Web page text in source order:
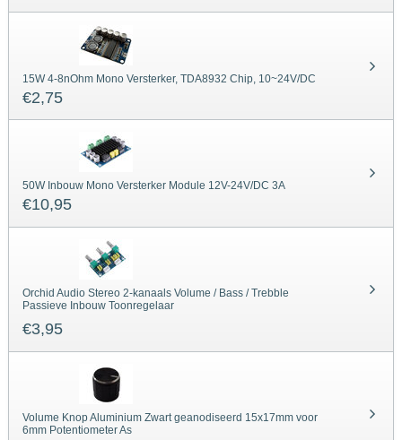
15W 4-8nOhm Mono Versterker, TDA8932 Chip, 10~24V/DC
€2,75
50W Inbouw Mono Versterker Module 12V-24V/DC 3A
€10,95
Orchid Audio Stereo 2-kanaals Volume / Bass / Trebble
Passieve Inbouw Toonregelaar
€3,95
Volume Knop Aluminium Zwart geanodiseerd 15x17mm voor
6mm Potentiometer As